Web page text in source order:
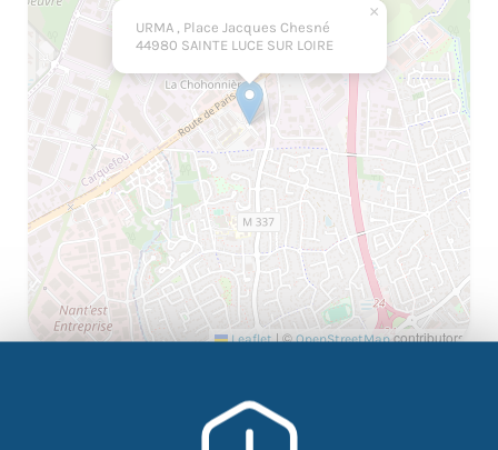
URMA , Place Jacques Chesné
44980 SAINTE LUCE SUR LOIRE
×
Leaflet |©OpenStreetMapcontributors